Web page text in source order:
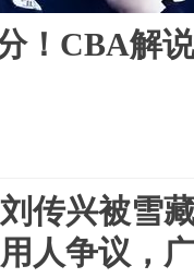
！CBA解
刘传兴被雪
用人争议，